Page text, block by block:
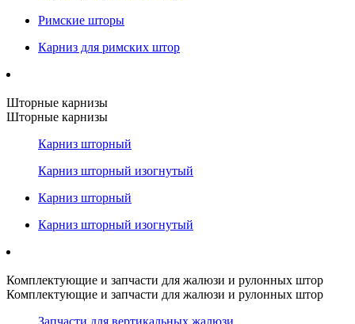
Римские шторы
Карниз для римских штор
Шторные карнизы
Шторные карнизы
Карниз шторный
Карниз шторный изогнутый
Карниз шторный
Карниз шторный изогнутый
Комплектующие и запчасти для жалюзи и рулонных штор
Комплектующие и запчасти для жалюзи и рулонных штор
Запчасти для вертикальных жалюзи